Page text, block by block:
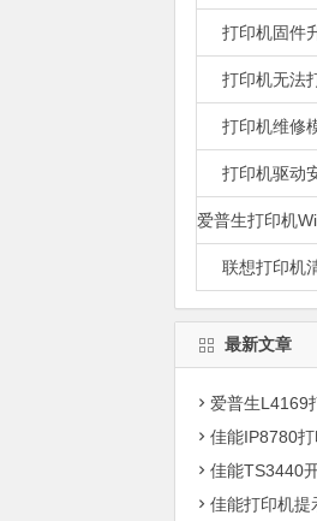
打印机固件
打印机无法
打印机维修
打印机驱动
爱普生打印机
联想打印机
最新文章
爱普生L4169打印
佳能IP8780打印机开机
佳能TS3440开机屏幕
佳能打印机提示5B00\5B01/